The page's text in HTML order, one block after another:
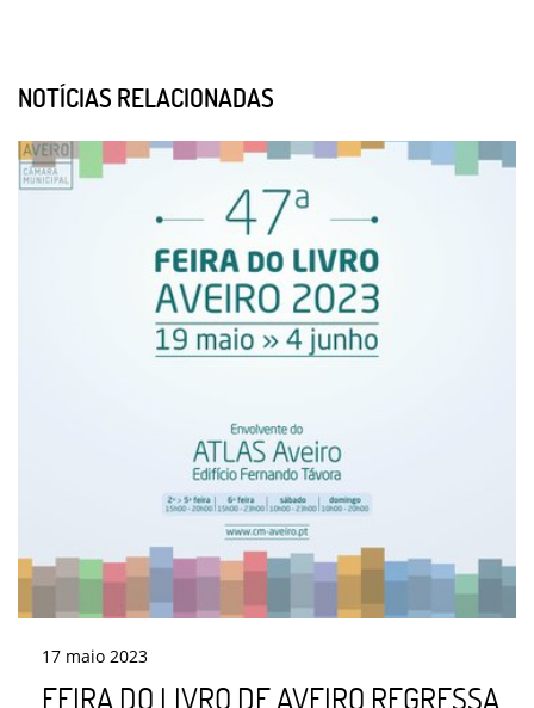
NOTÍCIAS RELACIONADAS
17 maio 2023
FEIRA DO LIVRO DE AVEIRO REGRESSA